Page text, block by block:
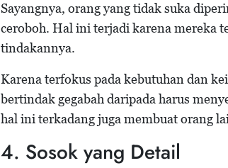
Sayangnya, orang yang tidak suka
ceroboh. Hal ini terjadi karena mereka
tindakannya.
Karena terfokus pada kebutuhan dan
bertindak gegabah daripada harus
hal ini terkadang juga membuat orang
4. Sosok yang Detail